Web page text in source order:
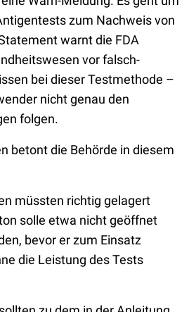
zum Nachweis von
warnt die FDA
vor falsch-
bei dieser Testmethode –
nicht genau den
folgen.
betont die Behörde in diesem
müssten richtig gelagert
solle etwa nicht geöffnet
bevor er zum Einsatz
die Leistung des Tests